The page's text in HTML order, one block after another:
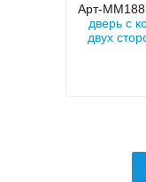
плитами МДФ с
и ковкой